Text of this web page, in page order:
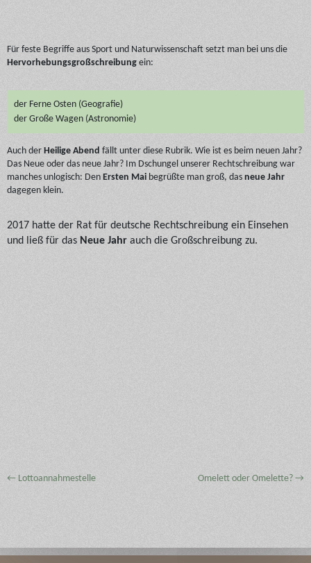
Für feste Begriffe aus Sport und Naturwissenschaft setzt man bei uns die
Hervorhebungsgroßschreibung ein:
der Ferne Osten (Geografie)
der Große Wagen (Astronomie)
Auch der Heilige Abend fällt unter diese Rubrik. Wie ist es beim neuen Jahr?
Das Neue oder das neue Jahr? Im Dschungel unserer Rechtschreibung war
manches unlogisch: Den Ersten Mai begrüßte man groß, das neue Jahr
dagegen klein.
2017 hatte der Rat für deutsche Rechtschreibung ein Einsehen
und ließ für das Neue Jahr auch die Großschreibung zu.
← Lottoannahmestelle Omelett oder Omelette? →